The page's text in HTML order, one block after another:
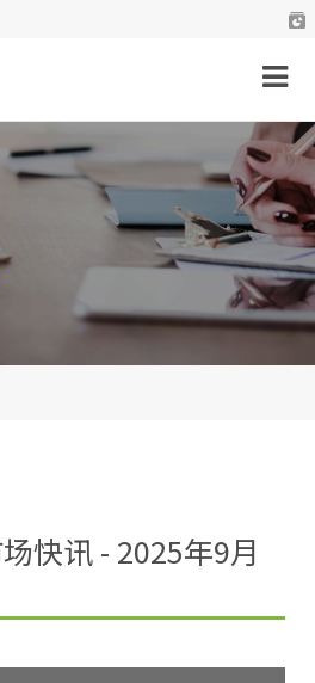
快讯 - 2025年9月